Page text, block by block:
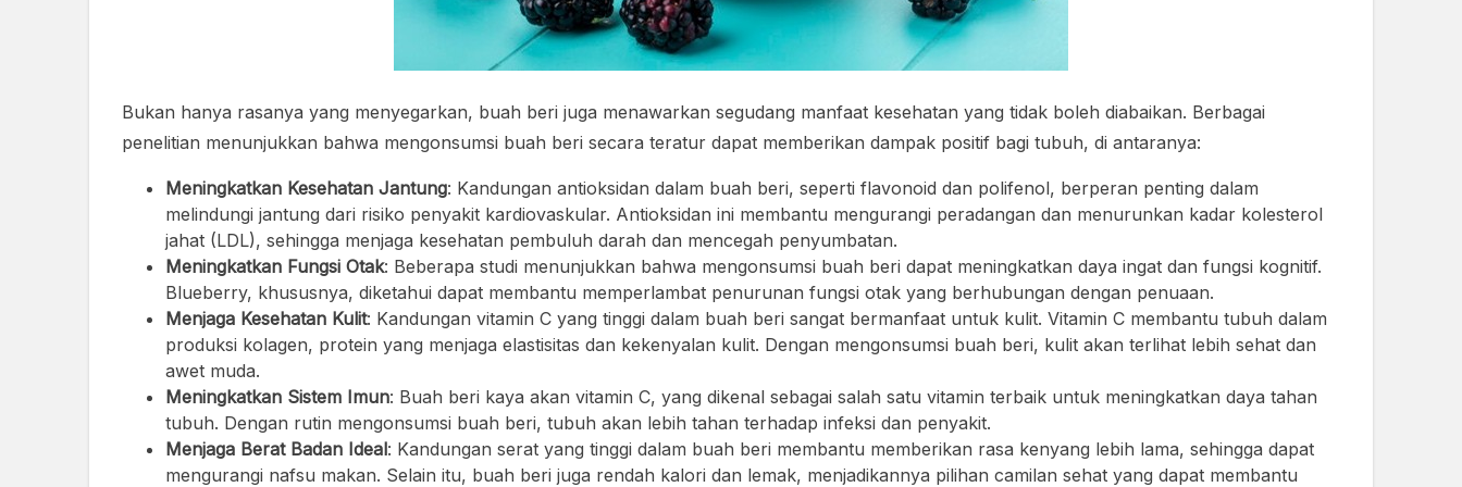
Bukan hanya rasanya yang menyegarkan, buah beri juga menawarkan segudang manfaat kesehatan yang tidak boleh diabaikan. Berbagai
penelitian menunjukkan bahwa mengonsumsi buah beri secara teratur dapat memberikan dampak positif bagi tubuh, di antaranya:
Meningkatkan Kesehatan Jantung: Kandungan antioksidan dalam buah beri, seperti flavonoid dan polifenol, berperan penting dalam
melindungi jantung dari risiko penyakit kardiovaskular. Antioksidan ini membantu mengurangi peradangan dan menurunkan kadar kolesterol
jahat (LDL), sehingga menjaga kesehatan pembuluh darah dan mencegah penyumbatan.
Meningkatkan Fungsi Otak: Beberapa studi menunjukkan bahwa mengonsumsi buah beri dapat meningkatkan daya ingat dan fungsi kognitif.
Blueberry, khususnya, diketahui dapat membantu memperlambat penurunan fungsi otak yang berhubungan dengan penuaan.
Menjaga Kesehatan Kulit: Kandungan vitamin C yang tinggi dalam buah beri sangat bermanfaat untuk kulit. Vitamin C membantu tubuh dalam
produksi kolagen, protein yang menjaga elastisitas dan kekenyalan kulit. Dengan mengonsumsi buah beri, kulit akan terlihat lebih sehat dan
awet muda.
Meningkatkan Sistem Imun: Buah beri kaya akan vitamin C, yang dikenal sebagai salah satu vitamin terbaik untuk meningkatkan daya tahan
tubuh. Dengan rutin mengonsumsi buah beri, tubuh akan lebih tahan terhadap infeksi dan penyakit.
Menjaga Berat Badan Ideal: Kandungan serat yang tinggi dalam buah beri membantu memberikan rasa kenyang lebih lama, sehingga dapat
mengurangi nafsu makan. Selain itu, buah beri juga rendah kalori dan lemak, menjadikannya pilihan camilan sehat yang dapat membantu